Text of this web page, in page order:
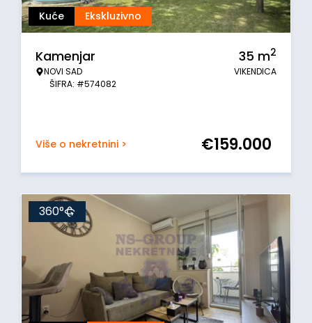
Kuće Ekskluzivno
Kamenjar
NOVI SAD
ŠIFRA: #574082
35 m2
VIKENDICA
Više o nekretnini > €159.000
360°